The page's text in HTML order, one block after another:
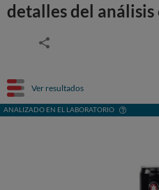
detalles del
Ver resultados
ANALIZADO EN EL LABORATORIO